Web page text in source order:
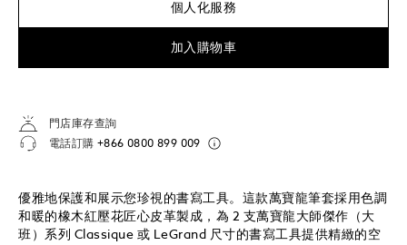
個人化服務
加入購物車
門店庫存查詢
電話訂購 +866 0800 899 009
優雅地保護和展示您珍視的書寫工具。這款萬寶龍筆套採用色調
和暖的橡木紅壓花匠心皮革製成，為 2 支萬寶龍大師傑作（大
班）系列 Classique 或 LeGrand 尺寸的書寫工具提供精緻的空